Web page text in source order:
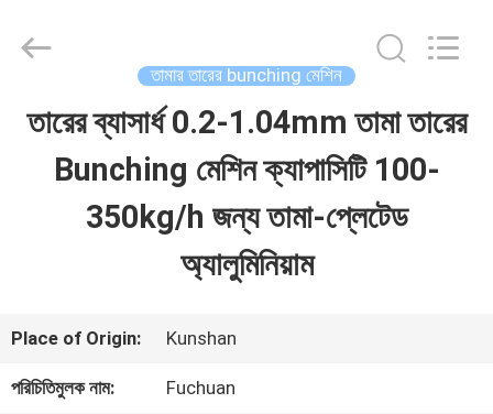
বাড়ি
Electrical
তামার তারের bunching মেশিন
তারের ব্যাসার্ধ 0.2-1.04mm তামা তারের
Bunching মেশিন ক্যাপাসিটি 100-
350kg/h জন্য তামা-প্লেটেড
অ্যালুমিনিয়াম
Place of Origin: Kunshan
পরিচিতিমুলক নাম: Fuchuan